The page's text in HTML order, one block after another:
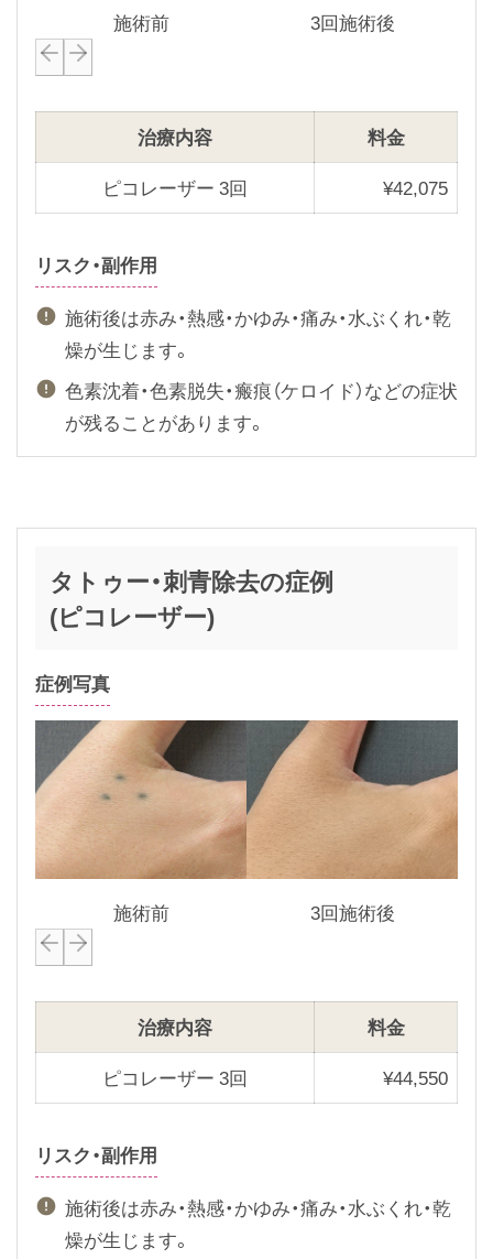
施術前
3回施術後
P
e
o
s
s
l
d
e
x
l
e
治療内容
料金
ピコレーザー 3回
¥42,075
リスク・副作用
施術後は赤み・熱感・かゆみ・痛み・水ぶくれ・乾
燥が生じます。
色素沈着・色素脱失・瘢痕（ケロイド）などの症状
が残ることがあります。
タトゥー・刺青除去の症例
(ピコレーザー)
症例写真
施術前
3回施術後
P
e
o
s
s
l
x
l
e
治療内容
料金
ピコレーザー 3回
¥44,550
リスク・副作用
施術後は赤み・熱感・かゆみ・痛み・水ぶくれ・乾
燥が生じます。